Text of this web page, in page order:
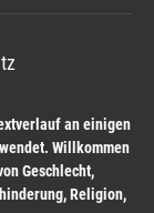
an einigen
Willkommen
Geschlecht,
Religion,